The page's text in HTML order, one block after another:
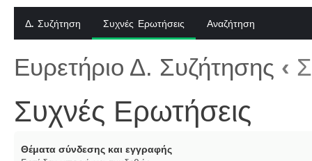
Δ. Συζήτηση Συχνές Ερωτήσεις Αναζήτηση
Ευρετήριο Δ. Συζήτησης ‹
Συχνές Ερωτήσεις
Θέματα σύνδεσης και εγγραφής